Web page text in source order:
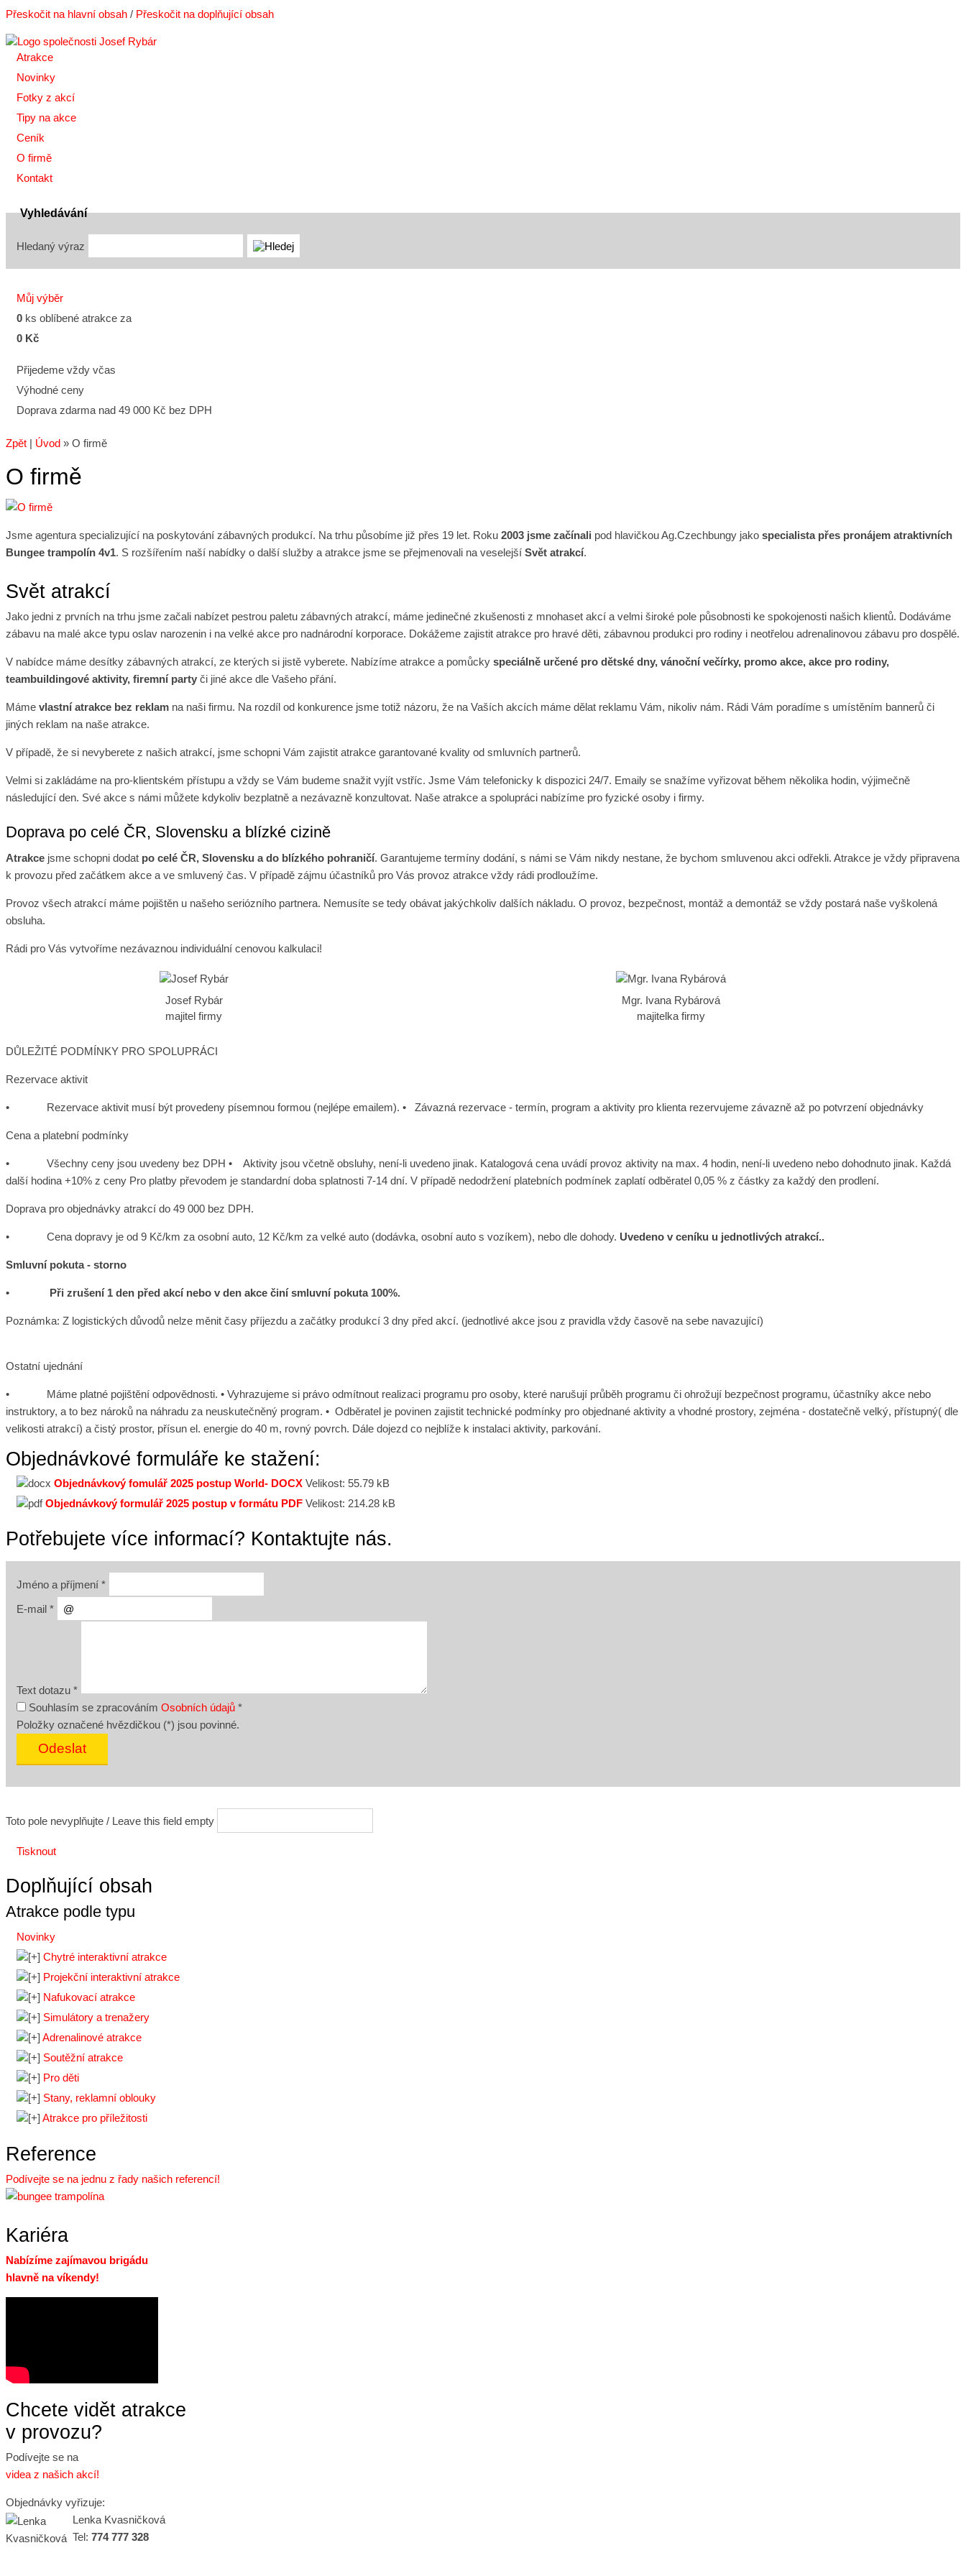
Přeskočit na hlavní obsah / Přeskočit na doplňující obsah
Atrakce
Novinky
Fotky z akcí
Tipy na akce
Ceník
O firmě
Kontakt
Vyhledávání
Hledaný výraz
Můj výběr
0 ks oblíbené atrakce za
0 Kč
Přijedeme vždy včas
Výhodné ceny
Doprava zdarma nad 49 000 Kč bez DPH
Zpět | Úvod » O firmě
O firmě
Jsme agentura specializující na poskytování zábavných produkcí. Na trhu působíme již přes 19 let. Roku 2003 jsme začínali pod hlavičkou Ag.Czechbungy jako specialista přes pronájem atraktivních
Bungee trampolín 4v1. S rozšířením naší nabídky o další služby a atrakce jsme se přejmenovali na veselejší Svět atrakcí.
Svět atrakcí
Jako jedni z prvních na trhu jsme začali nabízet pestrou paletu zábavných atrakcí, máme jedinečné zkušenosti z mnohaset akcí a velmi široké pole působnosti ke spokojenosti našich klientů. Dodáváme
zábavu na malé akce typu oslav narozenin i na velké akce pro nadnárodní korporace. Dokážeme zajistit atrakce pro hravé děti, zábavnou produkci pro rodiny i neotřelou adrenalinovou zábavu pro dospělé.
V nabídce máme desítky zábavných atrakcí, ze kterých si jistě vyberete. Nabízíme atrakce a pomůcky speciálně určené pro dětské dny, vánoční večírky, promo akce, akce pro rodiny,
teambuildingové aktivity, firemní party či jiné akce dle Vašeho přání.
Máme vlastní atrakce bez reklam na naši firmu. Na rozdíl od konkurence jsme totiž názoru, že na Vaších akcích máme dělat reklamu Vám, nikoliv nám. Rádi Vám poradíme s umístěním bannerů či
jiných reklam na naše atrakce.
V případě, že si nevyberete z našich atrakcí, jsme schopni Vám zajistit atrakce garantované kvality od smluvních partnerů.
Velmi si zakládáme na pro-klientském přístupu a vždy se Vám budeme snažit vyjít vstříc. Jsme Vám telefonicky k dispozici 24/7. Emaily se snažíme vyřizovat během několika hodin, výjimečně
následující den. Své akce s námi můžete kdykoliv bezplatně a nezávazně konzultovat. Naše atrakce a spolupráci nabízíme pro fyzické osoby i firmy.
Doprava po celé ČR, Slovensku a blízké cizině
Atrakce jsme schopni dodat po celé ČR, Slovensku a do blízkého pohraničí. Garantujeme termíny dodání, s námi se Vám nikdy nestane, že bychom smluvenou akci odřekli. Atrakce je vždy připravena
k provozu před začátkem akce a ve smluvený čas. V případě zájmu účastníků pro Vás provoz atrakce vždy rádi prodloužíme.
Provoz všech atrakcí máme pojištěn u našeho seriózního partnera. Nemusíte se tedy obávat jakýchkoliv dalších nákladu. O provoz, bezpečnost, montáž a demontáž se vždy postará naše vyškolená
obsluha.
Rádi pro Vás vytvoříme nezávaznou individuální cenovou kalkulaci!
Josef Rybár
majitel firmy
Mgr. Ivana Rybárová
majitelka firmy
DŮLEŽITÉ PODMÍNKY PRO SPOLUPRÁCI
Rezervace aktivit
• Rezervace aktivit musí být provedeny písemnou formou (nejlépe emailem). • Závazná rezervace - termín, program a aktivity pro klienta rezervujeme závazně až po potvrzení objednávky
Cena a platební podmínky
• Všechny ceny jsou uvedeny bez DPH • Aktivity jsou včetně obsluhy, není-li uvedeno jinak. Katalogová cena uvádí provoz aktivity na max. 4 hodin, není-li uvedeno nebo dohodnuto jinak. Každá
další hodina +10% z ceny Pro platby převodem je standardní doba splatnosti 7-14 dní. V případě nedodržení platebních podmínek zaplatí odběratel 0,05 % z částky za každý den prodlení.
Doprava pro objednávky atrakcí do 49 000 bez DPH.
• Cena dopravy je od 9 Kč/km za osobní auto, 12 Kč/km za velké auto (dodávka, osobní auto s vozíkem), nebo dle dohody. Uvedeno v ceníku u jednotlivých atrakcí..
Smluvní pokuta - storno
• Při zrušení 1 den před akcí nebo v den akce činí smluvní pokuta 100%.
Poznámka: Z logistických důvodů nelze měnit časy příjezdu a začátky produkcí 3 dny před akcí. (jednotlivé akce jsou z pravidla vždy časově na sebe navazující)
Ostatní ujednání
• Máme platné pojištění odpovědnosti. • Vyhrazujeme si právo odmítnout realizaci programu pro osoby, které narušují průběh programu či ohrožují bezpečnost programu, účastníky akce nebo
instruktory, a to bez nároků na náhradu za neuskutečněný program. • Odběratel je povinen zajistit technické podmínky pro objednané aktivity a vhodné prostory, zejména - dostatečně velký, přístupný( dle
velikosti atrakcí) a čistý prostor, přísun el. energie do 40 m, rovný povrch. Dále dojezd co nejblíže k instalaci aktivity, parkování.
Objednávkové formuláře ke stažení:
Objednávkový fomulář 2025 postup World- DOCX Velikost: 55.79 kB
Objednávkový formulář 2025 postup v formátu PDF Velikost: 214.28 kB
Potřebujete více informací? Kontaktujte nás.
Jméno a příjmení *
E-mail *
Text dotazu *
Souhlasím se zpracováním Osobních údajů *
Položky označené hvězdičkou (*) jsou povinné.
Toto pole nevyplňujte / Leave this field empty
Tisknout
Doplňující obsah
Atrakce podle typu
Novinky
Chytré interaktivní atrakce
Projekční interaktivní atrakce
Nafukovací atrakce
Simulátory a trenažery
Adrenalinové atrakce
Soutěžní atrakce
Pro děti
Stany, reklamní oblouky
Atrakce pro příležitosti
Reference
Podívejte se na jednu z řady našich referencí!
Kariéra
Nabízíme zajímavou brigádu
hlavně na víkendy!
Chcete vidět atrakce
v provozu?
Podívejte se na
videa z našich akcí!
Objednávky vyřizuje:
Lenka Kvasničková
Tel: 774 777 328